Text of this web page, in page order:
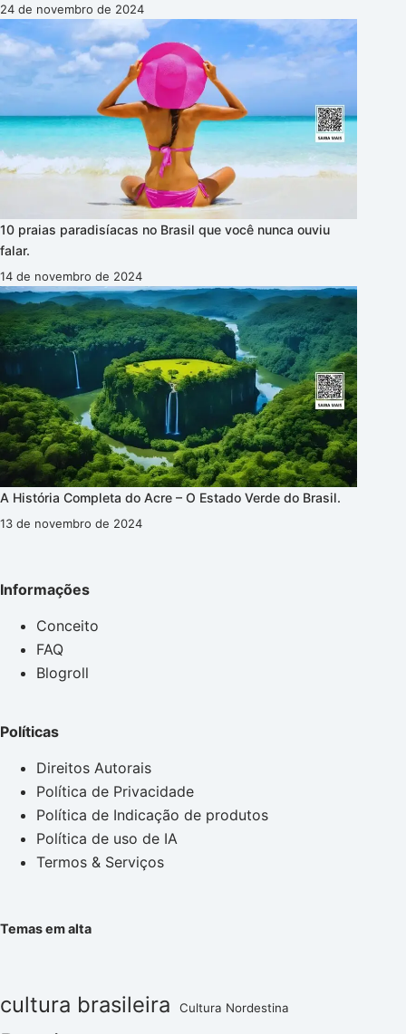
24 de novembro de 2024
10 praias paradisíacas no Brasil que você nunca ouviu
falar.
14 de novembro de 2024
A História Completa do Acre – O Estado Verde do Brasil.
13 de novembro de 2024
Informações
Conceito
FAQ
Blogroll
Políticas
Direitos Autorais
Política de Privacidade
Política de Indicação de produtos
Política de uso de IA
Termos & Serviços
Temas em alta
cultura brasileira Cultura Nordestina